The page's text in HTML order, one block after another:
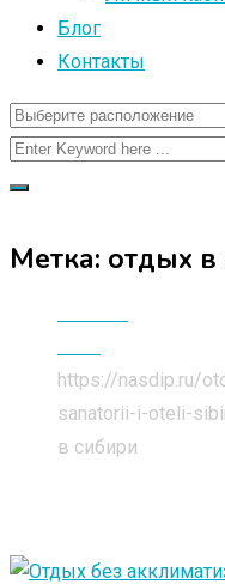
Блог
Контакты
Метка: отдых в
https://nasdip.ru/
sanatorii-i-oteli-
в сибири